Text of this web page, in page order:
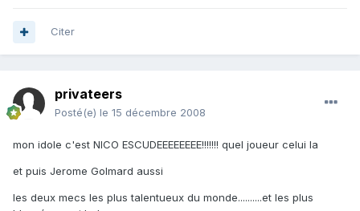
Citer
privateers
Posté(e) le 15 décembre 2008
mon idole c'est NICO ESCUDEEEEEEEE!!!!!!! quel joueur celui la
et puis Jerome Golmard aussi
les deux mecs les plus talentueux du monde..........et les plus